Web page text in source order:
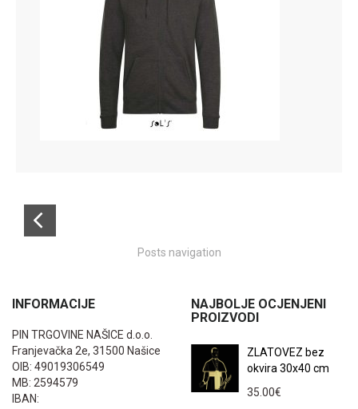
Posts navigation
INFORMACIJE
PIN TRGOVINE NAŠICE d.o.o.
Franjevačka 2e, 31500 Našice
OIB: 49019306549
MB: 2594579
IBAN:
NAJBOLJE OCJENJENI
PROIZVODI
ZLATOVEZ bez
okvira 30x40 cm
35.00€